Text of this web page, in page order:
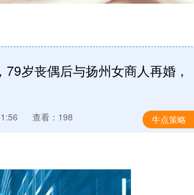
岁丧偶后与扬州女商人再婚，
牛点策略
查看：198